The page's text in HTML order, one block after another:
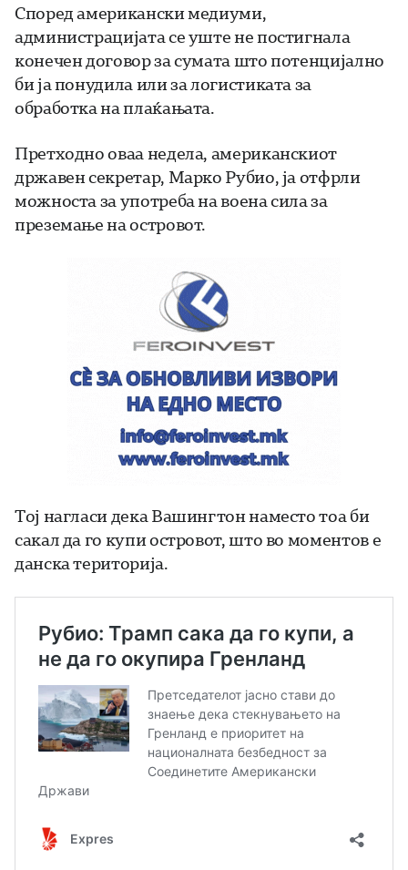
Според американски медиуми,
администрацијата се уште не постигнала
конечен договор за сумата што потенцијално
би ја понудила или за логистиката за
обработка на плаќањата.
Претходно оваа недела, американскиот
државен секретар, Марко Рубио, ја отфрли
можноста за употреба на воена сила за
преземање на островот.
Тој нагласи дека Вашингтон наместо тоа би
сакал да го купи островот, што во моментов е
данска територија.